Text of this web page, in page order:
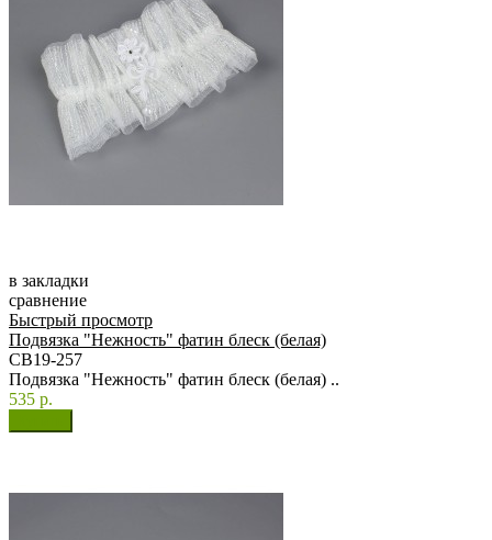
в закладки
сравнение
Быстрый просмотр
Подвязка "Нежность" фатин блеск (белая)
СВ19-257
Подвязка "Нежность" фатин блеск (белая) ..
535 р.